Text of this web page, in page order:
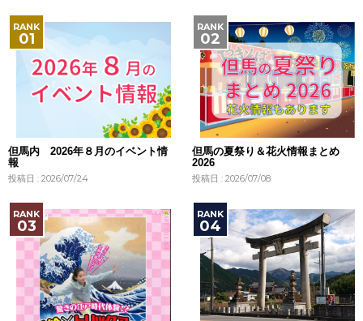
但馬内 2026年８月のイベント情
報
投稿日 : 2026/07/24
但馬の夏祭り＆花火情報まとめ
2026
投稿日 : 2026/07/08